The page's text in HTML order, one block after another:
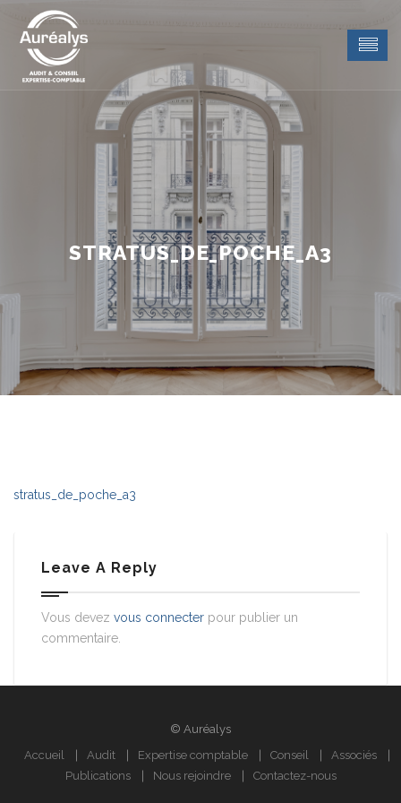
STRATUS_DE_POCHE_A3
stratus_de_poche_a3
Leave A Reply
Vous devez vous connecter pour publier un
commentaire.
© Auréalys
Accueil
Audit Expertise comptable Conseil
Associés
Publications
Nous rejoindre Contactez-nous